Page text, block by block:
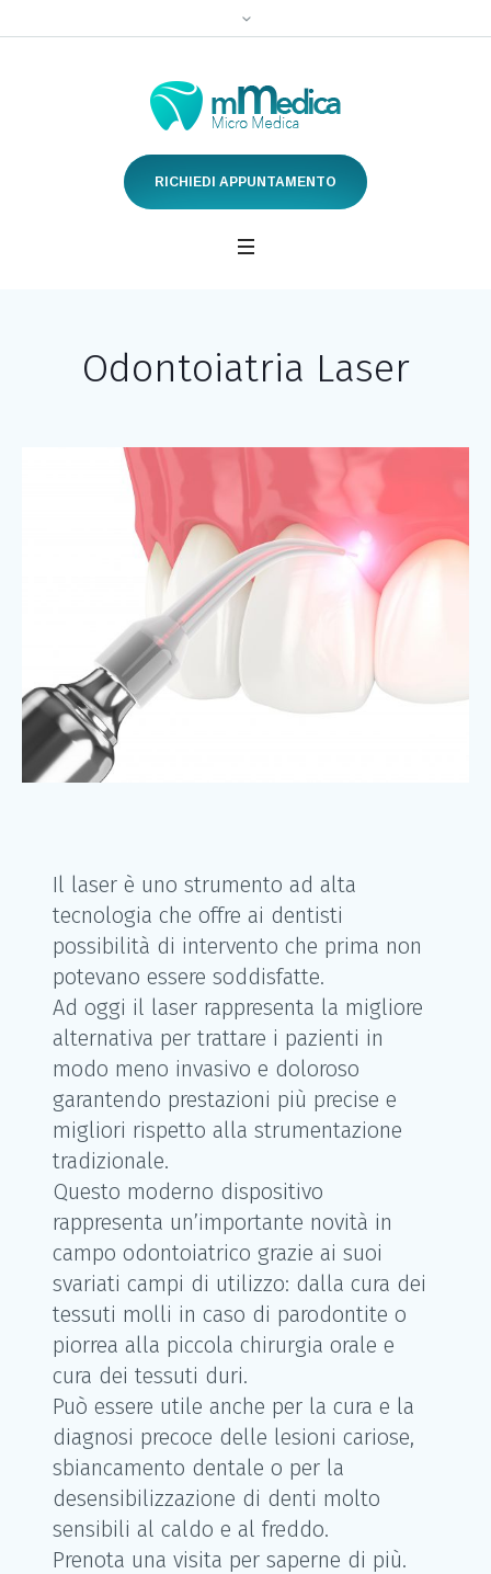
RICHIEDI APPUNTAMENTO
Odontoiatria Laser
Il laser è uno strumento ad alta
tecnologia che offre ai dentisti
possibilità di intervento che prima non
potevano essere soddisfatte.
Ad oggi il laser rappresenta la migliore
alternativa per trattare i pazienti in
modo meno invasivo e doloroso
garantendo prestazioni più precise e
migliori rispetto alla strumentazione
tradizionale.
Questo moderno dispositivo
rappresenta un’importante novità in
campo odontoiatrico grazie ai suoi
svariati campi di utilizzo: dalla cura dei
tessuti molli in caso di parodontite o
piorrea alla piccola chirurgia orale e
cura dei tessuti duri.
Può essere utile anche per la cura e la
diagnosi precoce delle lesioni cariose,
sbiancamento dentale o per la
desensibilizzazione di denti molto
sensibili al caldo e al freddo.
Prenota una visita per saperne di più.